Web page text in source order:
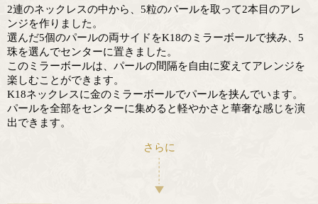
2連のネックレスの中から、5粒のパールを取って2本目のアレ
ンジを作りました。
選んだ5個のパールの両サイドをK18のミラーボールで挟み、5
珠を選んでセンターに置きました。
このミラーボールは、パールの間隔を自由に変えてアレンジを
楽しむことができます。
K18ネックレスに金のミラーボールでパールを挟んでいます。
パールを全部をセンターに集めると軽やかさと華奢な感じを演
出できます。
さらに